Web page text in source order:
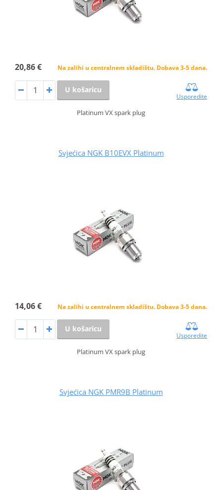
20,86 € Na zalihi u centralnem skladištu. Dobava 3-5 dana.
U košaricu
Usporedite
Platinum VX spark plug
Svjećica NGK B10EVX Platinum
14,06 € Na zalihi u centralnem skladištu. Dobava 3-5 dana.
U košaricu
Usporedite
Platinum VX spark plug
Svjećica NGK PMR9B Platinum